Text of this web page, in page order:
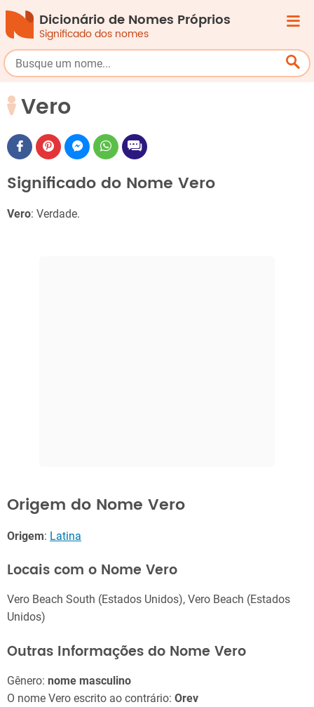
Dicionário de Nomes Próprios
Significado dos nomes
Vero
Significado do Nome Vero
Vero: Verdade.
Origem do Nome Vero
Origem: Latina
Locais com o Nome Vero
Vero Beach South (Estados Unidos), Vero Beach (Estados
Unidos)
Outras Informações do Nome Vero
Gênero: nome masculino
O nome Vero escrito ao contrário: Orev